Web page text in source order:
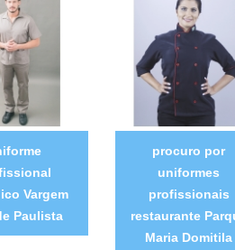
Vargem
Paulista
procuro por
uniformes
profissionais
restaurante
Maria Domitila